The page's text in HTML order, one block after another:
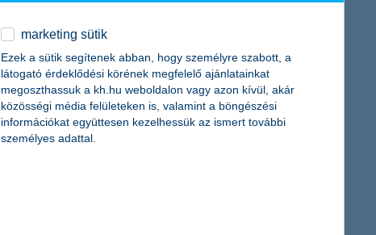
marketing sütik
Ezek a sütik segítenek abban, hogy személyre szabott, a
látogató érdeklődési körének megfelelő ajánlatainkat
megoszthassuk a kh.hu weboldalon vagy azon kívül, akár
közösségi média felületeken is, valamint a böngészési
információkat együttesen kezelhessük az ismert további
személyes adattal.